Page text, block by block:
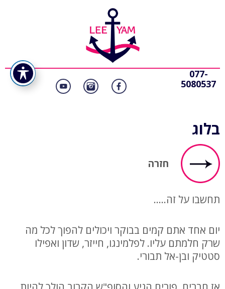
077-
5080537
בלוג
חזרה
תחשבו על זה…..
יום אחד אתם קמים בבוקר ויכולים להפוך לכל מה
שרק חלמתם עליו. לפלמינגו, חייזר, שדון ואפילו
סטטיק ובן-אל תבורי.